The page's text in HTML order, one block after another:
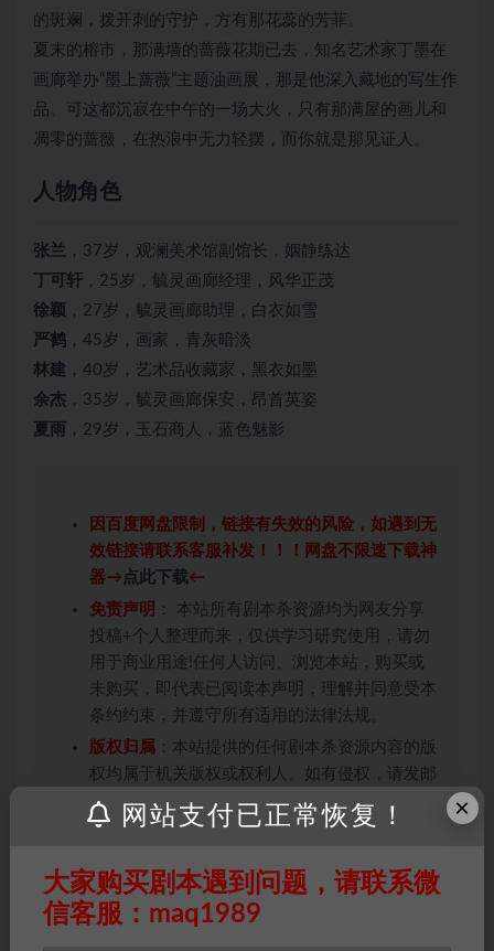
的斑斓，拨开刺的守护，方有那花蕊的芳菲。
夏末的榕市，那满墙的蔷薇花期已去，知名艺术家丁墨在
画廊举办“墨上蔷薇”主题油画展，那是他深入藏地的写生作
品。可这都沉寂在中午的一场大火，只有那满屋的画儿和
凋零的蔷薇，在热浪中无力轻摆，而你就是那见证人。
人物角色
张兰 ，37岁，观澜美术馆副馆长，姻静练达
丁可轩 ，25岁，毓灵画廊经理，风华正茂
徐颖 ，27岁，毓灵画廊助理，白衣如雪
严鹤 ，45岁，画家，青灰暗淡
林建 ，40岁，艺术品收藏家，黑衣如墨
余杰 ，35岁，毓灵画廊保安，昂首英姿
夏雨
，29岁，玉石商人，蓝色魅影
因百度网盘限制，链接有失效的风险，如遇到无
效链接请联系客服补发！！！网盘不限速下载神
器→ 点此下载←
免责声明 ： 本站所有剧本杀资源均为网友分享
投稿+个人整理而来，仅供学习研究使用，请勿
用于商业用途!任何人访问、浏览本站，购买或
未购买，即代表已阅读本声明，理解并同意受本
条约约束，并遵守所有适用的法律法规。
版权归属 ：本站提供的任何剧本杀资源内容的版
权均属于机关版权或权利人。如有侵权，请发邮
件通知并提供相关证实资料至邮箱
448271243@qq.com，如若情况属实，我们将
积分说明∶剧本杀下载所需积分非剧本杀资源自
身价值，本站积分为本站收取的赞助费，用于本
×
网站支付已正常恢复！
大家购买剧本遇到问题，请联系微
信客服：maq1989